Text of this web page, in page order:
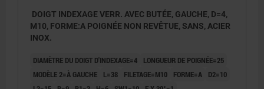
DOIGT INDEXAGE VERR. AVEC BUTÉE, GAUCHE, D=4,
M10, FORME:A POIGNÉE NON REVÊTUE, SANS, ACIER
INOX.
DIAMÈTRE DU DOIGT D'INDEXAGE=4
LONGUEUR DE POIGNÉE=25
MODÈLE 2=À GAUCHE
L=38 FILETAGE=M10 FORME=A
D2=10